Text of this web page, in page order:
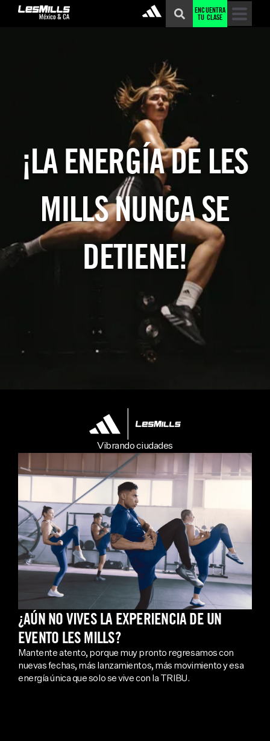
ENCUENTRA
TU CLASE
¡LA ENERGÍA DE LES
MILLS NUNCA SE
DETIENE!
Vibrando ciudades
¿AÚN NO VIVES LA EXPERIENCIA DE UN
EVENTO LES MILLS?
Mantente atento, porque muy pronto regresamos con
nuevas fechas, más lanzamientos, más movimiento y esa
energía única que solo se vive con la TRIBU.